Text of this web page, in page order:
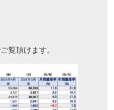
覧頂けます。